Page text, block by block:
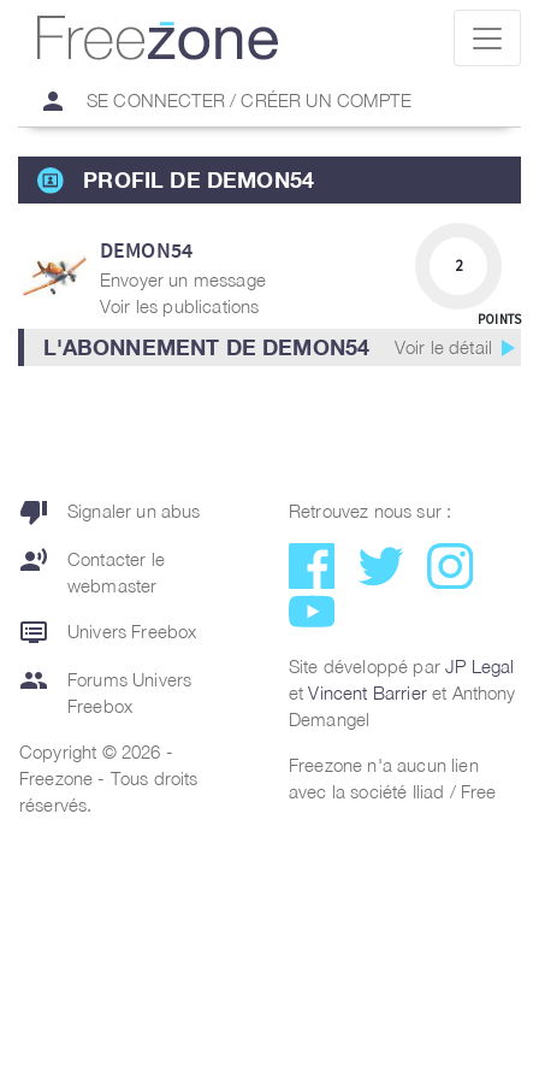
person SE CONNECTER / CRÉER UN COMPTE
PROFIL DE DEMON54
DEMON54
Envoyer un message
Voir les publications
2
POINTS
L'ABONNEMENT DE DEMON54 Voir le détail play_arrow
thumb_down Signaler un abus
record_voice_over
Contacter le
webmaster
dvr Univers Freebox
group
Forums Univers
Freebox
Copyright © 2026 -
Freezone - Tous droits
réservés.
Retrouvez nous sur :
Site développé parJP Legal
etVincent Barrieret Anthony
Demangel
Freezone n'a aucun lien
avec la société Iliad / Free